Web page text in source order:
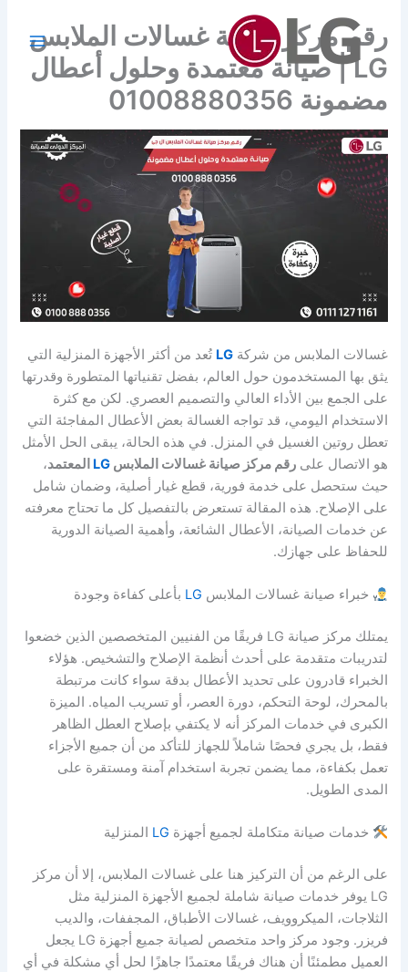
المحتوى
رقم مركز صيانة غسالات الملابس
LG | صيانة معتمدة وحلول أعطال
مضمونة 01008880356
غسالات الملابس من شركةLG تُعد من أكثر الأجهزة المنزلية التي
يثق بها المستخدمون حول العالم، بفضل تقنياتها المتطورة وقدرتها
على الجمع بين الأداء العالي والتصميم العصري. لكن مع كثرة
الاستخدام اليومي، قد تواجه الغسالة بعض الأعطال المفاجئة التي
تعطل روتين الغسيل في المنزل. في هذه الحالة، يبقى الحل الأمثل
هو الاتصال علىرقم مركز صيانة غسالات الملابسLG المعتمد،
حيث ستحصل على خدمة فورية، قطع غيار أصلية، وضمان شامل
على الإصلاح. هذه المقالة تستعرض بالتفصيل كل ما تحتاج معرفته
عن خدمات الصيانة، الأعطال الشائعة، وأهمية الصيانة الدورية
للحفاظ على جهازك.
خبراء صيانة غسالات الملابس LG بأعلى كفاءة وجودة
يمتلك مركز صيانة LG فريقًا من الفنيين المتخصصين الذين خضعوا
لتدريبات متقدمة على أحدث أنظمة الإصلاح والتشخيص. هؤلاء
الخبراء قادرون على تحديد الأعطال بدقة سواء كانت مرتبطة
بالمحرك، لوحة التحكم، دورة العصر، أو تسريب المياه. الميزة
الكبرى في خدمات المركز أنه لا يكتفي بإصلاح العطل الظاهر
فقط، بل يجري فحصًا شاملاً للجهاز للتأكد من أن جميع الأجزاء
تعمل بكفاءة، مما يضمن تجربة استخدام آمنة ومستقرة على
المدى الطويل.
خدمات صيانة متكاملة لجميع أجهزة LG المنزلية
على الرغم من أن التركيز هنا على غسالات الملابس، إلا أن مركز
LG يوفر خدمات صيانة شاملة لجميع الأجهزة المنزلية مثل
الثلاجات، الميكروويف، غسالات الأطباق، المجففات، والديب
فريزر. وجود مركز واحد متخصص لصيانة جميع أجهزة LG يجعل
العميل مطمئنًا أن هناك فريقًا معتمدًا جاهزًا لحل أي مشكلة في أي